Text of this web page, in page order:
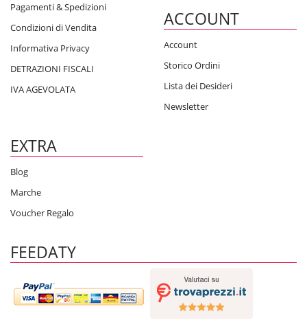
Pagamenti & Spedizioni
Condizioni di Vendita
Informativa Privacy
DETRAZIONI FISCALI
IVA AGEVOLATA
ACCOUNT
Account
Storico Ordini
Lista dei Desideri
Newsletter
EXTRA
Blog
Marche
Voucher Regalo
FEEDATY